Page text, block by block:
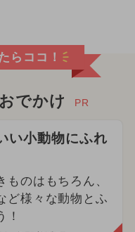
らココ！
でかけ PR
い小動物にふれ
ものはもちろん、
ど様々な動物とふ
！